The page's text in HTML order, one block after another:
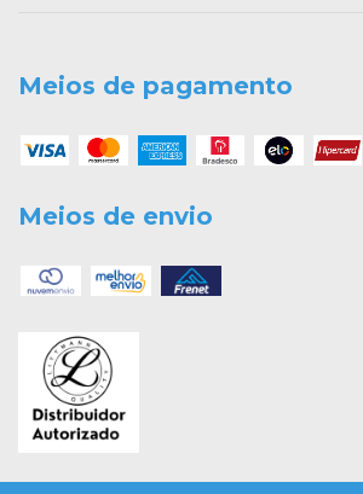
Meios de pagamento
Meios de envio